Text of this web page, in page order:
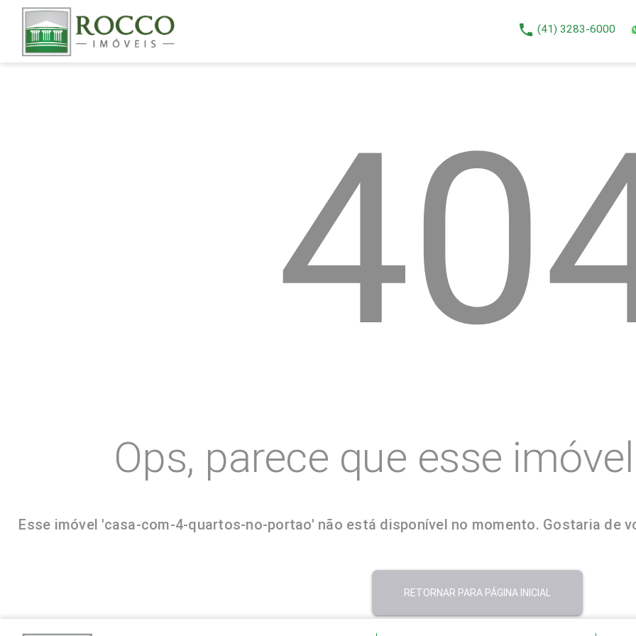
phone (41) 3283-6000
Ops, parece que esse
Esse imóvel 'casa-com-4-quartos-no-portao' não está disponível no momento. Gostaria de
RETORNAR PARA PÁGINA INICIAL